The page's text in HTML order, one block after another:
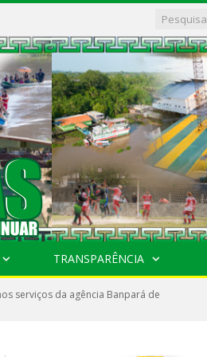
TRANSPARÊNCIA
serviços da agência Banpará de